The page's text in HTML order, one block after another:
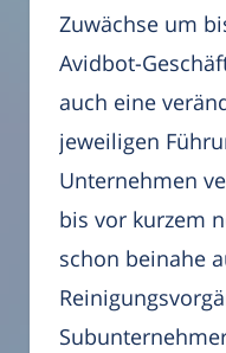
Zuwächse um
Avidbot-
auch eine
jeweiligen
Unternehmen
bis vor kurzem
schon beinahe